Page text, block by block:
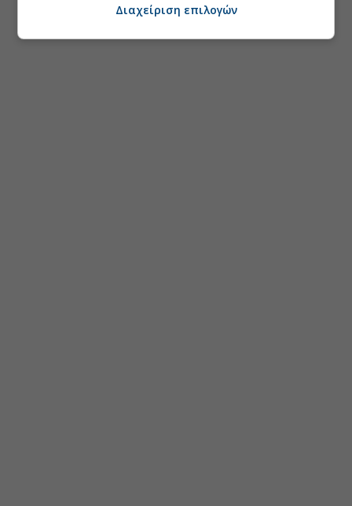
Διαχείριση επιλογών